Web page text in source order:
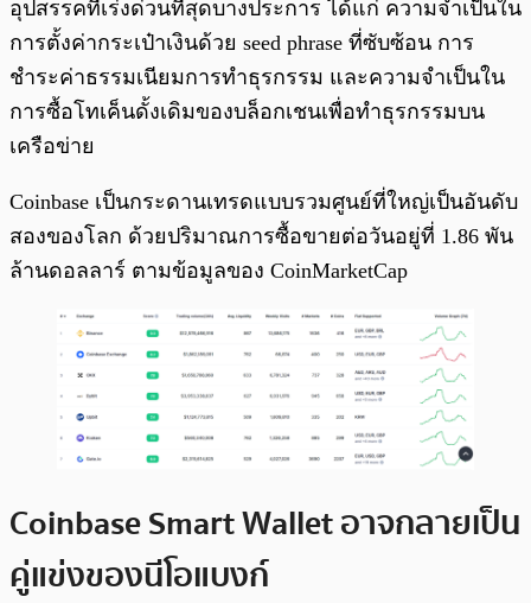
อุปสรรคที่เร่งด่วนที่สุดบางประการ ได้แก่ ความจำเป็นใน
การตั้งค่ากระเป๋าเงินด้วย seed phrase ที่ซับซ้อน การ
ชำระค่าธรรมเนียมการทำธุรกรรม และความจำเป็นใน
การซื้อโทเค็นดั้งเดิมของบล็อกเชนเพื่อทำธุรกรรมบน
เครือข่าย
Coinbase เป็นกระดานเทรดแบบรวมศูนย์ที่ใหญ่เป็นอันดับ
สองของโลก ด้วยปริมาณการซื้อขายต่อวันอยู่ที่ 1.86 พัน
ล้านดอลลาร์ ตามข้อมูลของ CoinMarketCap
Coinbase Smart Wallet อาจกลายเป็น
คู่แข่งของนีโอแบงก์